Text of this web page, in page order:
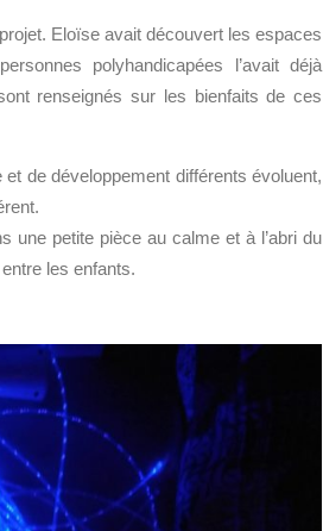
Eloïse avait découvert les espaces
polyhandicapées l’avait déjà
renseignés sur les bienfaits de ces
de développement différents évoluent,
une petite pièce au calme et à l’abri du
les enfants.